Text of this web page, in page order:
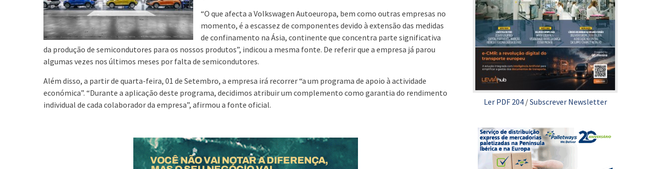
“O que afecta a Volkswagen Autoeuropa, bem como outras empresas no
momento, é a escassez de componentes devido à extensão das medidas
de confinamento na Ásia, continente que concentra parte significativa
da produção de semicondutores para os nossos produtos”, indicou a mesma fonte. De referir que a empresa já parou
algumas vezes nos últimos meses por falta de semicondutores.
Além disso, a partir de quarta-feira, 01 de Setembro, a empresa irá recorrer “a um programa de apoio à actividade
económica”. “Durante a aplicação deste programa, decidimos atribuir um complemento como garantia do rendimento
individual de cada colaborador da empresa”, afirmou a fonte oficial.
Ler PDF 204/Subscrever Newsletter